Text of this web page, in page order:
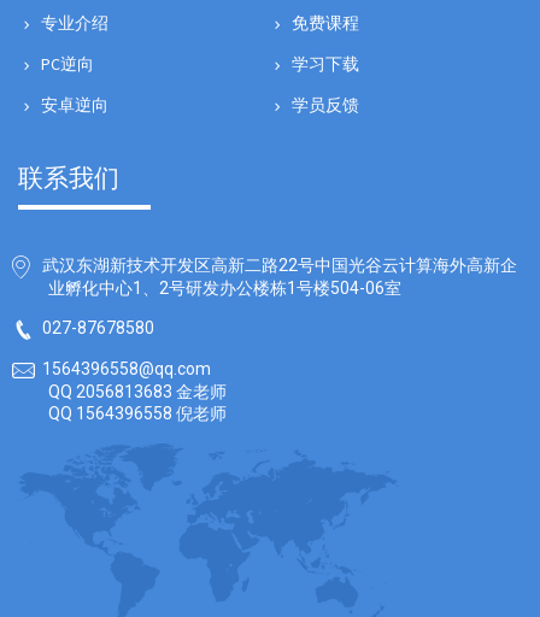
专业介绍
免费课程
PC逆向
学习下载
安卓逆向
学员反馈
联系我们
武汉东湖新技术开发区高新二路22号中国光谷云计算海外高新企
业孵化中心1、2号研发办公楼栋1号楼504-06室
027-87678580
1564396558@qq.com
QQ 2056813683 金老师
QQ 1564396558 倪老师